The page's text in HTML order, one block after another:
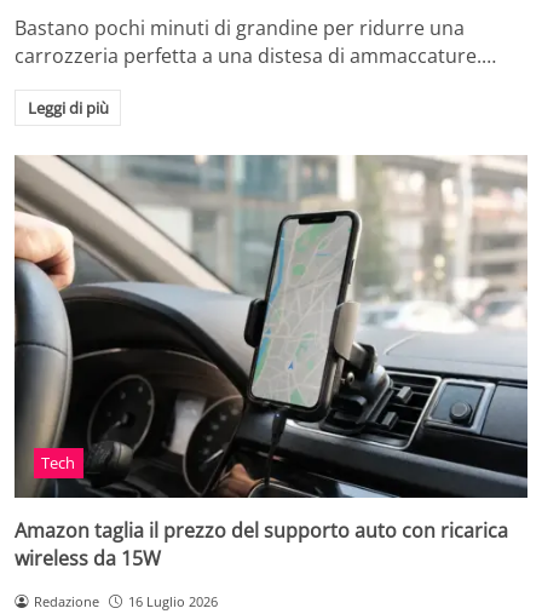
Bastano pochi minuti di grandine per ridurre una
carrozzeria perfetta a una distesa di ammaccature.…
Leggi di più
Tech
Amazon taglia il prezzo del supporto auto con ricarica
wireless da 15W
Redazione 16 Luglio 2026